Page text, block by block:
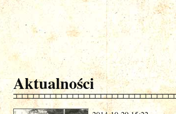
Aktualności